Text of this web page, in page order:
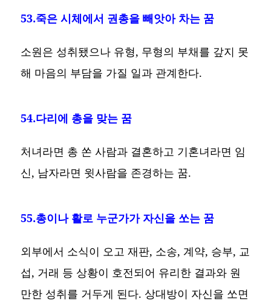
53.죽은 시체에서 권총을 빼앗아 차는 꿈
소원은 성취됐으나 유형, 무형의 부채를 갚지 못
해 마음의 부담을 가질 일과 관계한다.
54.다리에 총을 맞는 꿈
처녀라면 총 쏜 사람과 결혼하고 기혼녀라면 임
신, 남자라면 윗사람을 존경하는 꿈.
55.총이나 활로 누군가가 자신을 쏘는 꿈
외부에서 소식이 오고 재판, 소송, 계약, 승부, 교
섭, 거래 등 상황이 호전되어 유리한 결과와 원
만한 성취를 거두게 된다. 상대방이 자신을 쏘면